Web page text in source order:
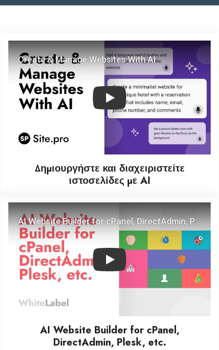
Play
Δημιουργήστε και διαχειριστείτε
ιστοσελίδες με AI
Play
AI Website Builder for cPanel,
DirectAdmin, Plesk, etc.